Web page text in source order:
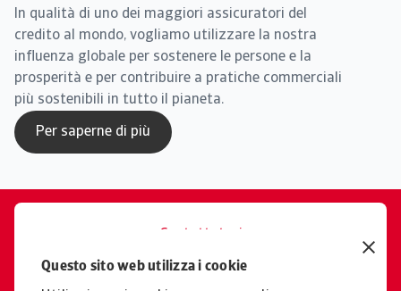
Questo sito web utilizza i cookie
In qualità di uno dei maggiori assicuratori del
credito al mondo, vogliamo utilizzare la nostra
influenza globale per sostenere le persone e la
prosperità e per contribuire a pratiche commerciali
più sostenibili in tutto il pianeta.
Per saperne di più
Siamo qui per voi